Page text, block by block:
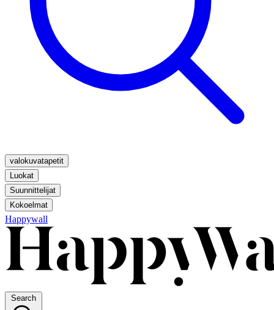
valokuvatapetit
Luokat
Suunnittelijat
Kokoelmat
Happywall
Search